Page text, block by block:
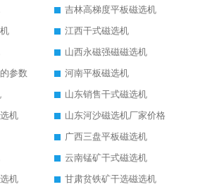
吉林高梯度平板磁选机
江西干式磁选机
山西永磁强磁磁选机
参数
河南平板磁选机
山东销售干式磁选机
机
山东河沙磁选机厂家价格
广西三盘平板磁选机
云南锰矿干式磁选机
机
甘肃贫铁矿干选磁选机